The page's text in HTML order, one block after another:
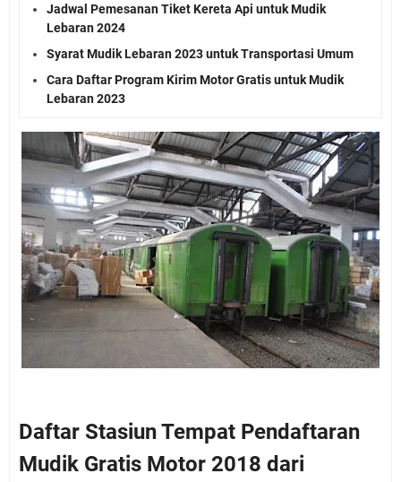
Jadwal Pemesanan Tiket Kereta Api untuk Mudik
Lebaran 2024
Syarat Mudik Lebaran 2023 untuk Transportasi Umum
Cara Daftar Program Kirim Motor Gratis untuk Mudik
Lebaran 2023
Daftar Stasiun Tempat Pendaftaran
Mudik Gratis Motor 2018 dari